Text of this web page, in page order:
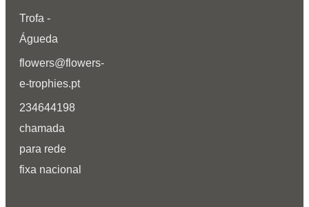
Trofa -
Águeda
flowers@flowers-
e-trophies.pt
234644198
chamada
para rede
fixa nacional